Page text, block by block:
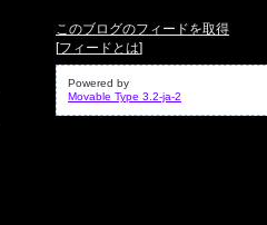
このブログのフィードを取得
[フィードとは]
Powered by
Movable Type 3.2-ja-2